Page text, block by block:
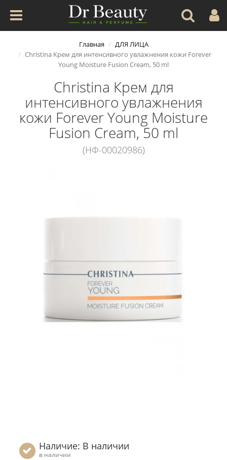
Главная
ДЛЯ ЛИЦА
Christina Крем для интенсивного увлажнения кожи Forever
Young Moisture Fusion Cream, 50 ml
Christina Крем для
интенсивного увлажнения
кожи Forever Young Moisture
Fusion Cream, 50 ml
(НФ-00020986)
Наличие: В наличии
в наличии